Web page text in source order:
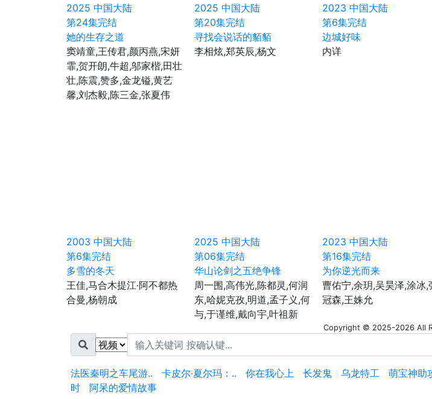
2025 中国大陆
第24集完结
她的生存之道
窦靖童,王传君,颜丙燕,宋妍
霏,贺开朗,牛超,邬家楷,田壮
壮,陈震,赞多,金龙镒,黄艺
馨,刘杰毅,陈三金,张夏伟
2025 中国大陆
第20集完结
寻找会说话的貊貊
李相炫,郑英辰,杨文
2023 中国大陆
第6集完结
边城好味
内详
2003 中国大陆
第6集完结
多雪的冬天
王佳,马合木提江·阿不都热
合曼,杨朝成
2025 中国大陆
第06集完结
华山论剑之五绝争锋
周一围,高伟光,陈都灵,何润
东,哈妮克孜,明道,孟子义,何
与,于谨维,戴向宇,叶祖新
2023 中国大陆
第16集完结
为你逆光而来
曹佑宁,余玥,吴昊泽,涂冰,
冠森,王姝允
Copyright © 2025-2026 All
法医秦明之车尾游.. 卡皮尔·夏尔玛：.. 你在我心上 长发鬼 乌龙特工 萌宝神助
时
阿呆的爱情故事